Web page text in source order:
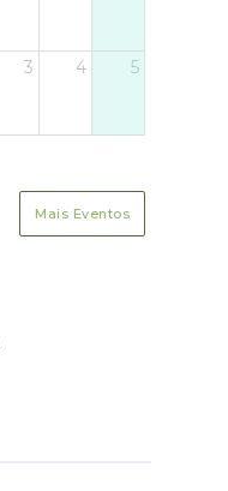
3 4 5
Mais Eventos